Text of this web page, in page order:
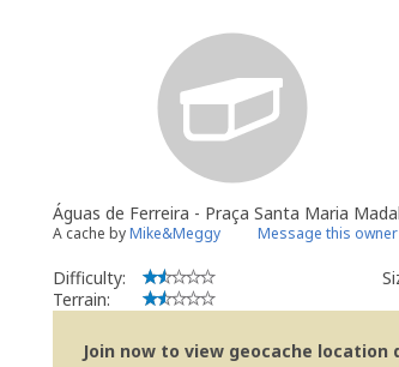
Águas de Ferreira - Praça Santa Maria
A cache byMike&Meggy Message this owner
Difficulty:
Terrain:
Join now to view geocache